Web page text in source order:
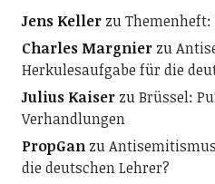
Jens Kellerzu
Charles Margnierzu
Herkulesaufgabe für die
Julius KaiserzuBrüssel:
Verhandlungen
PropGanzu
die deutschen Lehrer?